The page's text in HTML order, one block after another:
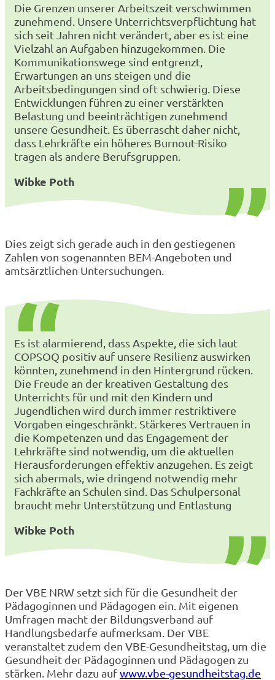
Die Grenzen unserer Arbeitszeit verschwimmen
zunehmend. Unsere Unterrichtsverpflichtung hat
sich seit Jahren nicht verändert, aber es ist eine
Vielzahl an Aufgaben hinzugekommen. Die
Kommunikationswege sind entgrenzt,
Erwartungen an uns steigen und die
Arbeitsbedingungen sind oft schwierig. Diese
Entwicklungen führen zu einer verstärkten
Belastung und beeinträchtigen zunehmend
unsere Gesundheit. Es überrascht daher nicht,
dass Lehrkräfte ein höheres Burnout-Risiko
tragen als andere Berufsgruppen.
Wibke Poth
Dies zeigt sich gerade auch in den gestiegenen
Zahlen von sogenannten BEM-Angeboten und
amtsärztlichen Untersuchungen.
Es ist alarmierend, dass Aspekte, die sich laut
COPSOQ positiv auf unsere Resilienz auswirken
könnten, zunehmend in den Hintergrund rücken.
Die Freude an der kreativen Gestaltung des
Unterrichts für und mit den Kindern und
Jugendlichen wird durch immer restriktivere
Vorgaben eingeschränkt. Stärkeres Vertrauen in
die Kompetenzen und das Engagement der
Lehrkräfte sind notwendig, um die aktuellen
Herausforderungen effektiv anzugehen. Es zeigt
sich abermals, wie dringend notwendig mehr
Fachkräfte an Schulen sind. Das Schulpersonal
braucht mehr Unterstützung und Entlastung
Wibke Poth
Der VBE NRW setzt sich für die Gesundheit der
Pädagoginnen und Pädagogen ein. Mit eigenen
Umfragen macht der Bildungsverband auf
Handlungsbedarfe aufmerksam. Der VBE
veranstaltet zudem den VBE-Gesundheitstag, um die
Gesundheit der Pädagoginnen und Pädagogen zu
stärken. Mehr dazu aufwww.vbe-gesundheitstag.de